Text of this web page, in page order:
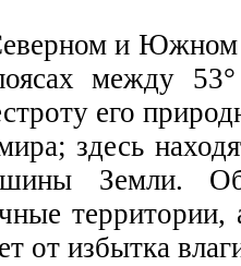
и
между
его
здесь
Земли.
от избытка